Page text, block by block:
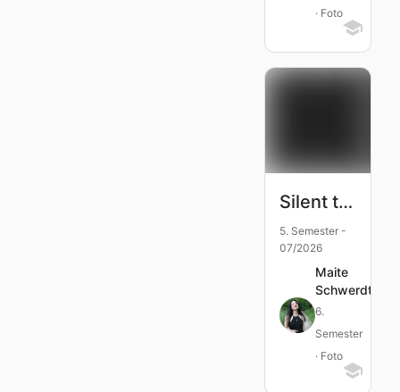
· Foto
Silent tools
5. Semester -
07/2026
Maite
6.
Semester
· Foto